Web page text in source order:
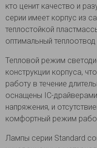
кто ценит качество и
серии имеет корпус из
теплостойкой
оптимальный теплоотвод
Тепловой режим
конструкции корпуса,
работу в течение
оснащены IC-
напряжения, и
комфортный режим
Лампы серии Standard